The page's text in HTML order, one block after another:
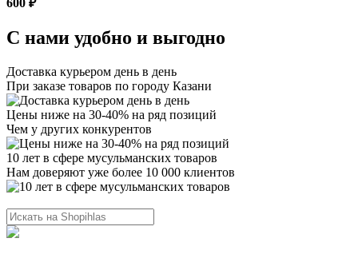
С нами удобно и выгодно
Доставка курьером день в день
При заказе товаров по городу Казани
Цены ниже на 30-40% на ряд позиций
Чем у других конкурентов
10 лет в сфере мусульманских товаров
Нам доверяют уже более 10 000 клиентов